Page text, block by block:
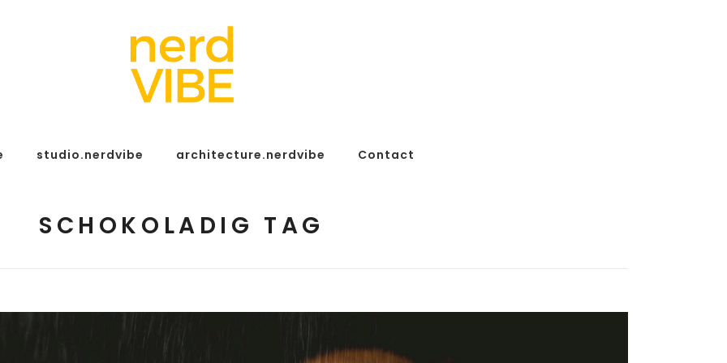
studio.nerdvibe architecture.nerdvibe Contact
SCHOKOLADIG TAG